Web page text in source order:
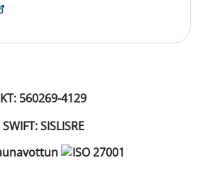
KT: 560269-4129
SWIFT: SISLISRE